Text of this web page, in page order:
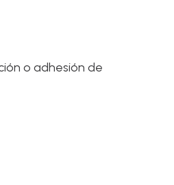
o adhesión de